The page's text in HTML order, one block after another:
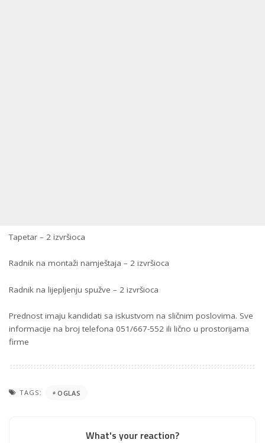
Tapetar – 2 izvršioca
Radnik na montaži namještaja – 2 izvršioca
Radnik na lijepljenju spužve – 2 izvršioca
Prednost imaju kandidati sa iskustvom na sličnim poslovima. Sve
informacije na broj telefona 051/667-552 ili lično u prostorijama
firme
TAGS: OGLAS
What's your reaction?